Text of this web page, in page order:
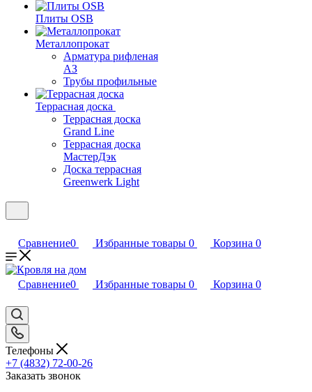
Плиты OSB
Металлопрокат
Арматура рифленая
АЗ
Трубы профильные
Террасная доска
Террасная доска
Grand Line
Террасная доска
МастерДэк
Доска террасная
Greenwerk Light
Сравнение0 Избранные товары 0 Корзина 0
Сравнение0 Избранные товары 0 Корзина 0
Телефоны
+7 (4832) 72-00-26
Заказать звонок